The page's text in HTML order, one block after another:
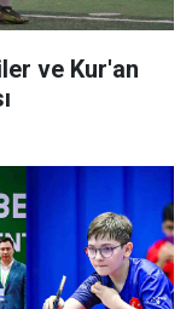
ve Kur'an